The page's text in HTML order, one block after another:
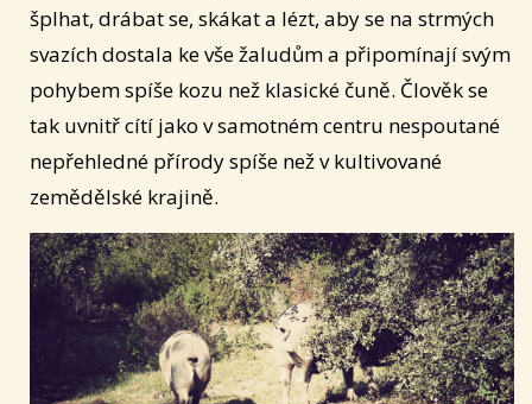
šplhat, drábat se, skákat a lézt, aby se na strmých
svazích dostala ke vše žaludům a připomínají svým
pohybem spíše kozu než klasické čuně. Člověk se
tak uvnitř cítí jako v samotném centru nespoutané
nepřehledné přírody spíše než v kultivované
zemědělské krajině.